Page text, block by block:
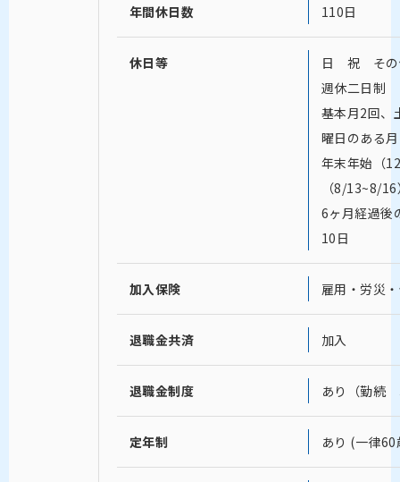
年間休日数 110日
休日等
日 祝 その
週休二日制
基本月2回、
曜日のある
年末年始（
（8/13~8/
6ヶ月経過後
10日
加入保険 雇用・労災
退職金共済 加入
退職金制度 あり（勤続
定年制 あり (一律